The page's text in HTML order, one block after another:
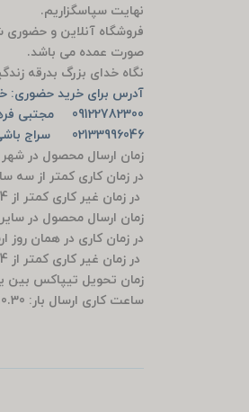
نهایت سپاسگزاریم.
فروشگاه آنلاین و حضوری
صورت عمده می باشد.
نگاه خدای بزرگ بدرقه
آدرس برای خرید حضوری:
09122782300 مجتبی فرهانی
02133996046 سراج باشی
زمان ارسال محصول در شهر
در زمان کاری کمتر از سه
در زمان غیر کاری کمتر از 24 ساعت
زمان ارسال محصول در
در زمان کاری در همان
در زمان غیر کاری کمتر از 24 ساعت ارسال به پست و تیپاکس
زمان تحویل تیپاکس بین
ساعت کاری ارسال بار: 10.30 صبح تا 8 شب